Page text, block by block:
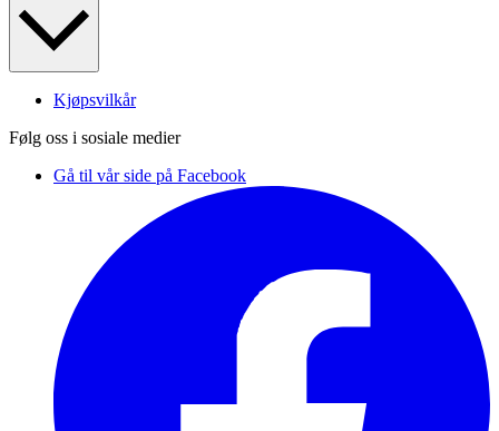
Kjøpsvilkår
Følg oss i sosiale medier
Gå til vår side på Facebook